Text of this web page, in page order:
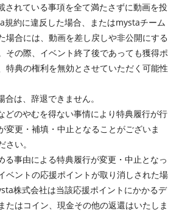
されている事項を全て満たさずに動画を投
規約に違反した場合、またはmystaチーム
場合には、動画を差し戻しや非公開にする
その際、イベント終了後であっても獲得ポ
特典の権利を無効とさせていただく可能性
は、辞退できません。
どのやむを得ない事情により特典履行が行
変更・補填・中止となることがございま
い。
る事由による特典履行が変更・中止となっ
ベントの応援ポイントが取り消しされた場
株式会社は当該応援ポイントにかかるデ
たはコイン、現金その他の返還はいたしま